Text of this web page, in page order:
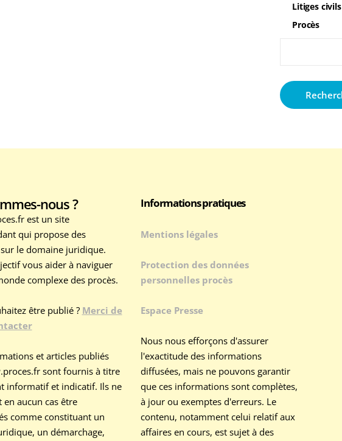
Litiges civils
Procès
nous ?
est un site
qui propose des
le domaine juridique.
vous aider à naviguer
complexe des procès.
être publié ? Merci de
et articles publiés
sont fournis à titre
informatif et indicatif. Ils ne
en aucun cas être
comme constituant un
un démarchage,
Informations pratiques
Mentions légales
Protection des données
personnelles procès
Espace Presse
Nous nous efforçons d'assurer
l'exactitude des informations
diffusées, mais ne pouvons garantir
que ces informations sont complètes,
à jour ou exemptes d'erreurs. Le
contenu, notamment celui relatif aux
affaires en cours, est sujet à des